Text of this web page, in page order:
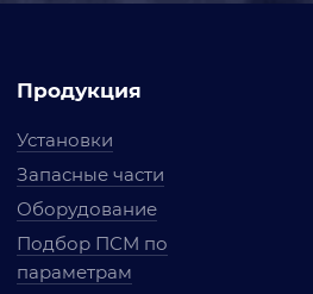
Продукция
Установки
Запасные части
Оборудование
Подбор ПСМ по
параметрам